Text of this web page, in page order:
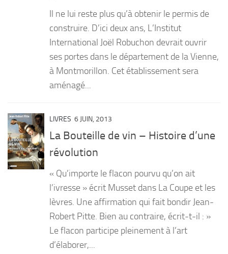
Desserts
Il ne lui reste plus qu’à obtenir le permis de
construire. D’ici deux ans, L’Institut
International Joël Robuchon devrait ouvrir
ses portes dans le département de la Vienne,
à Montmorillon. Cet établissement sera
aménagé...
LIVRES 6 JUIN, 2013
La Bouteille de vin – Histoire d’une
révolution
« Qu’importe le flacon pourvu qu’on ait
l’ivresse » écrit Musset dans La Coupe et les
lèvres. Une affirmation qui fait bondir Jean-
Robert Pitte. Bien au contraire, écrit-t-il : »
Le flacon participe pleinement à l’art
d’élaborer,...